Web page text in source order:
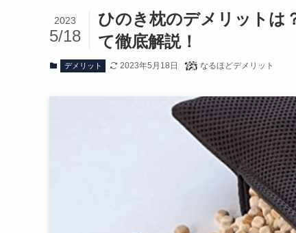
ひのき枕のデメリットは
て徹底解説！
2023
5/18
デメリット 2023年5月18日 なるほどデメリット